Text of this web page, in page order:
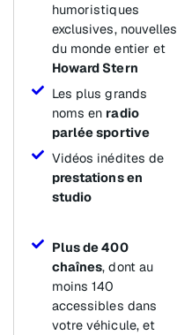
humoristiques
exclusives, nouvelles
du monde entier et
Howard Stern
Les plus grands
noms en radio
parlée sportive
Vidéos inédites de
prestations en
studio
Plus de 400
chaînes, dont au
moins 140
accessibles dans
votre véhicule, et